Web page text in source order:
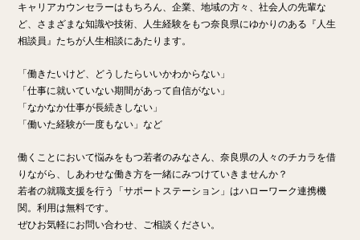
キャリアカウンセラーはもちろん、企業、地域の方々、社会人の先輩な
ど、さまざまな知識や技術、人生経験をもつ奈良県にゆかりのある『人生
相談員』たちが人生相談にあたります。
「働きたいけど、どうしたらいいかわからない」
「仕事に就いていない期間があって自信がない」
「なかなか仕事が長続きしない」
「働いた経験が一度もない」など
働くことにおいて悩みをもつ若者のみなさん、奈良県の人々のチカラを借
りながら、しあわせな働き方を一緒にみつけていきませんか？
若者の就職支援を行う「サポートステーション」はハローワーク連携機
関。利用は無料です。
ぜひお気軽にお問い合わせ、ご相談ください。